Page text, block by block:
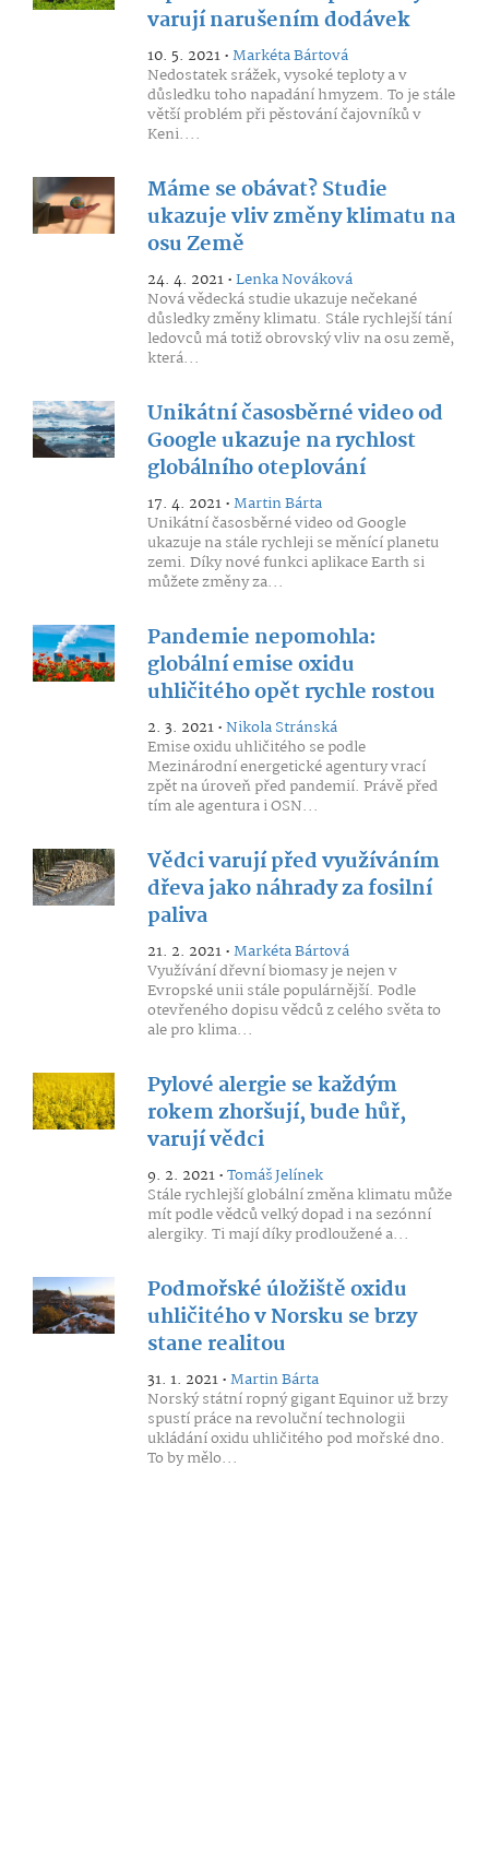
varují narušením dodávek
10. 5. 2021 •Markéta Bártová
Nedostatek srážek, vysoké teploty a v
důsledku toho napadání hmyzem. To je stále
větší problém při pěstování čajovníků v
Keni....
Máme se obávat? Studie
ukazuje vliv změny klimatu na
osu Země
24. 4. 2021 •Lenka Nováková
Nová vědecká studie ukazuje nečekané
důsledky změny klimatu. Stále rychlejší tání
ledovců má totiž obrovský vliv na osu země,
která...
Unikátní časosběrné video od
Google ukazuje na rychlost
globálního oteplování
17. 4. 2021 •Martin Bárta
Unikátní časosběrné video od Google
ukazuje na stále rychleji se měnící planetu
zemi. Díky nové funkci aplikace Earth si
můžete změny za...
Pandemie nepomohla:
globální emise oxidu
uhličitého opět rychle rostou
2. 3. 2021 •Nikola Stránská
Emise oxidu uhličitého se podle
Mezinárodní energetické agentury vrací
zpět na úroveň před pandemií. Právě před
tím ale agentura i OSN...
Vědci varují před využíváním
dřeva jako náhrady za fosilní
paliva
21. 2. 2021 •Markéta Bártová
Využívání dřevní biomasy je nejen v
Evropské unii stále populárnější. Podle
otevřeného dopisu vědců z celého světa to
ale pro klima...
Pylové alergie se každým
rokem zhoršují, bude hůř,
varují vědci
9. 2. 2021 •Tomáš Jelínek
Stále rychlejší globální změna klimatu může
mít podle vědců velký dopad i na sezónní
alergiky. Ti mají díky prodloužené a...
Podmořské úložiště oxidu
uhličitého v Norsku se brzy
stane realitou
31. 1. 2021 •Martin Bárta
Norský státní ropný gigant Equinor už brzy
spustí práce na revoluční technologii
ukládání oxidu uhličitého pod mořské dno.
To by mělo...